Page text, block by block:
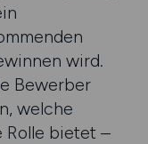
wird.
Bewerber
welche
Rolle bietet –